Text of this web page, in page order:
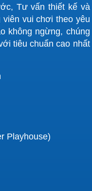
Tư vấn thiết kế và
vui chơi theo yêu
không ngừng, chúng
tiêu chuẩn cao nhất
Playhouse)